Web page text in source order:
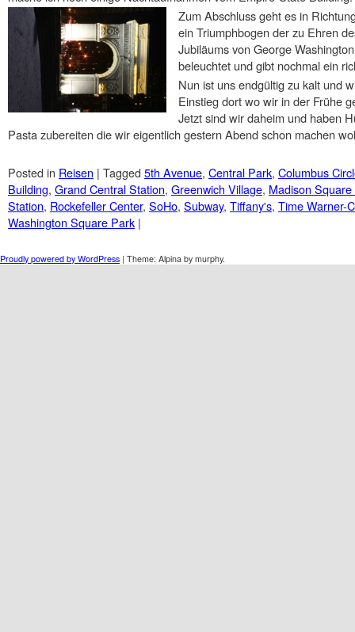
Zum Abschluss geht es in
ein Triumphbogen der zu Ehren
Jubiläums von George
beleuchtet und gibt nochmal ein
Nun ist uns endgültig zu kalt und
Einstieg dort wo wir in der Frühe
Jetzt sind wir daheim und haben
Pasta zubereiten die wir eigentlich gestern Abend schon machen
Posted in Reisen | Tagged 5th Avenue, Central Park, Columbus
Building, Grand Central Station, Greenwich Village, Madison
Station, Rockefeller Center, SoHo, Subway, Tiffany's, Time Warner-
Washington Square Park |
Proudly powered by WordPress | Theme: Alpina by murphy.